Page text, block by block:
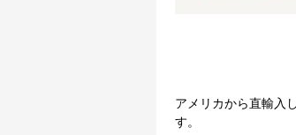
アメリカから直輸入
す。